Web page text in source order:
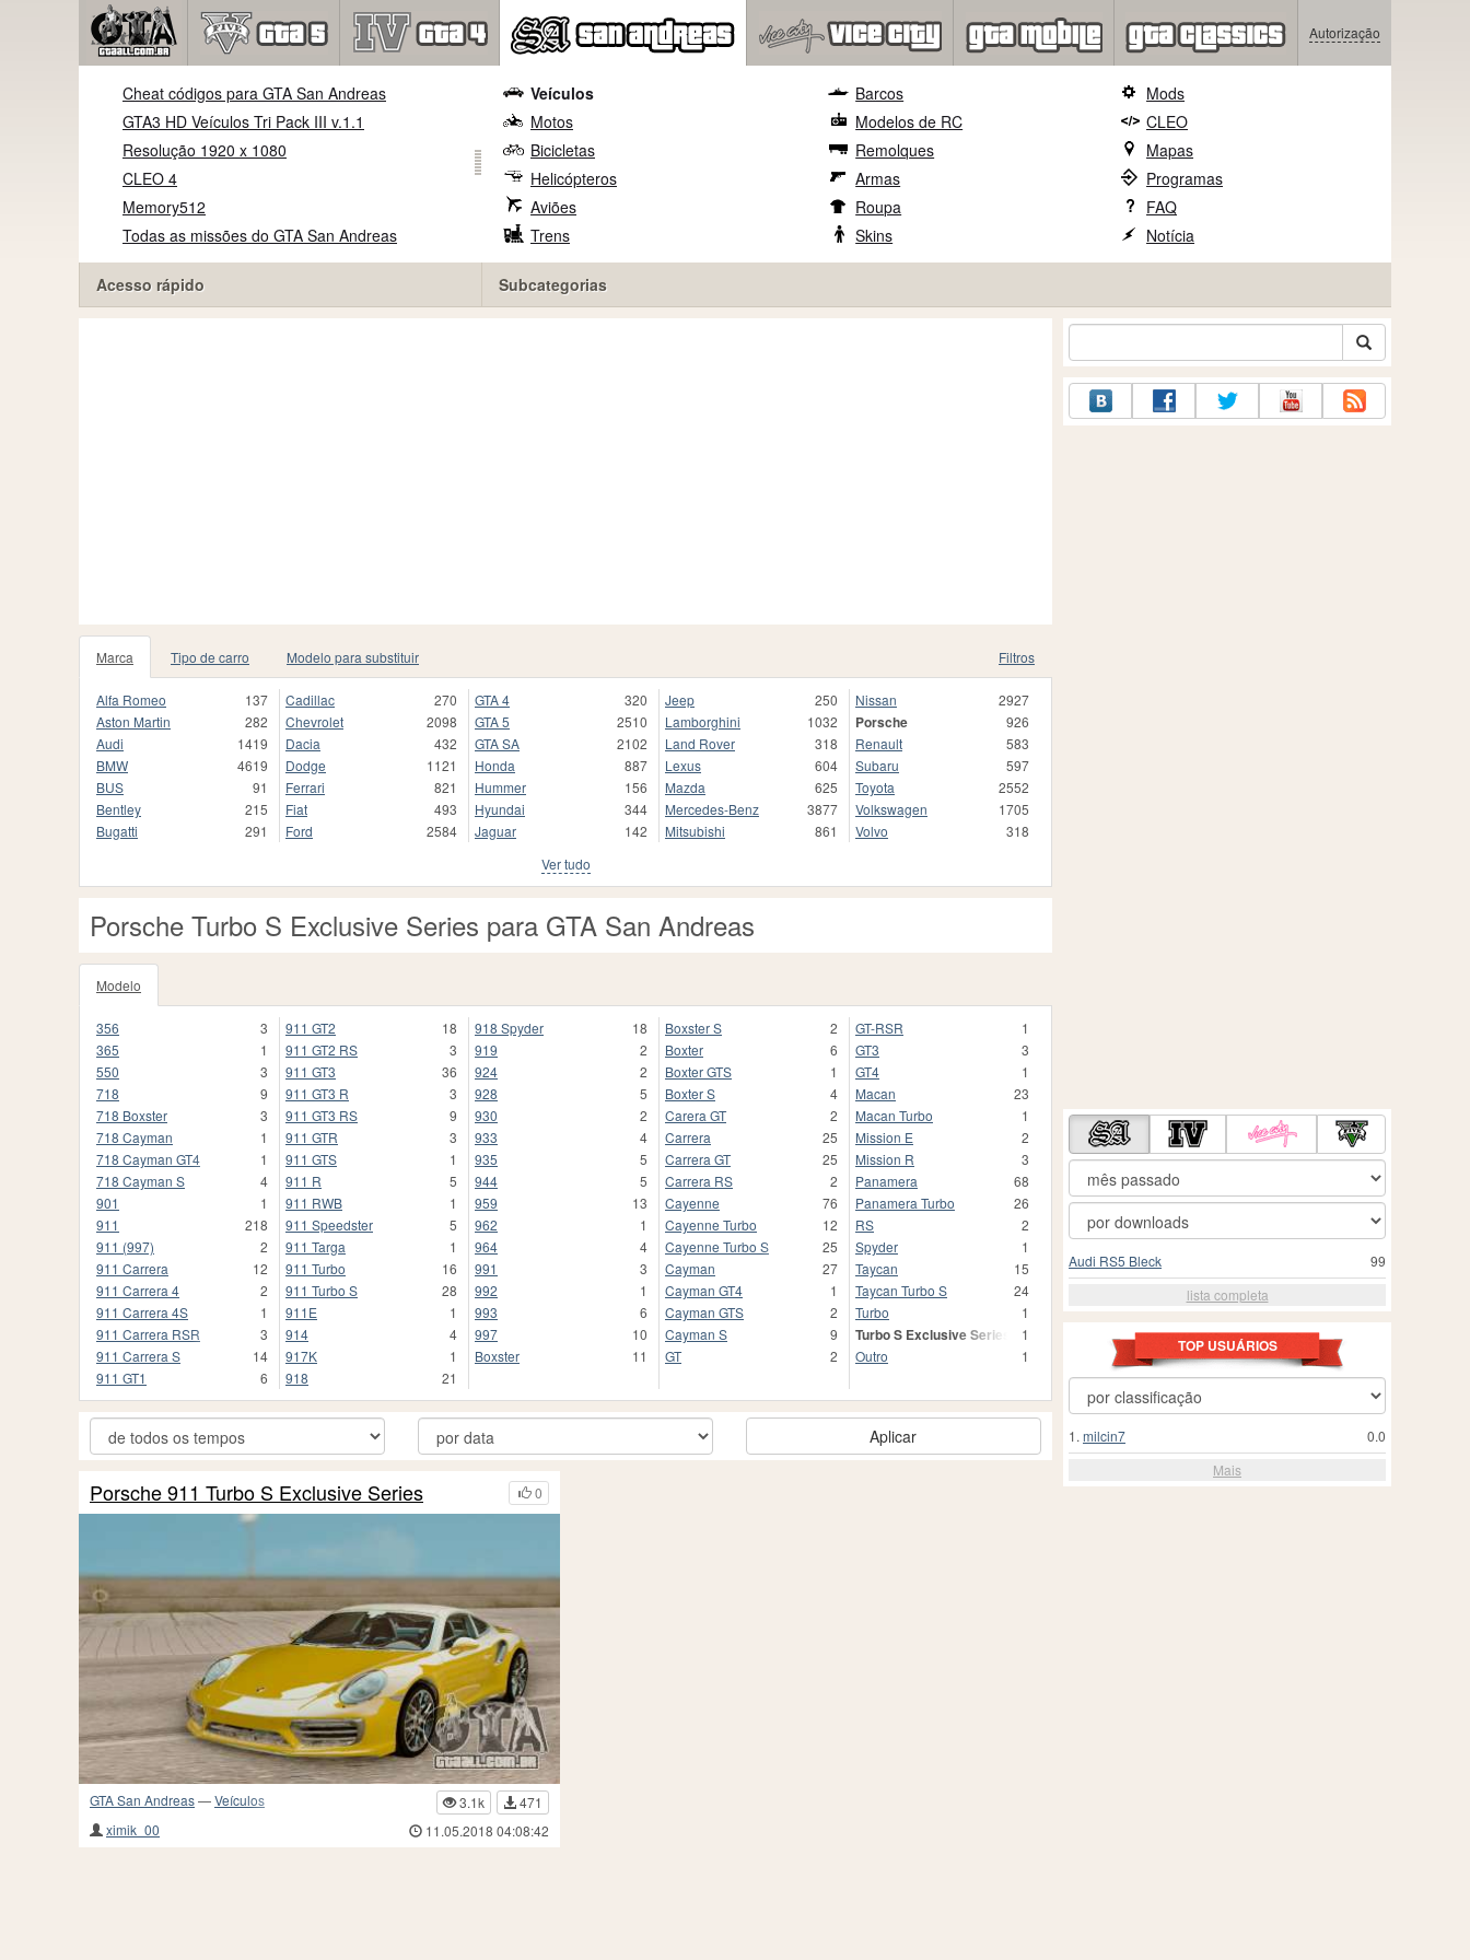
Autorização
Cheat códigos para GTA San Andreas
GTA3 HD Veículos Tri Pack III v.1.1
Resolução 1920 x 1080
CLEO 4
Memory512
Todas as missões do GTA San Andreas
Acesso rápido
Veículos
Motos
Bicicletas
Helicópteros
Aviões
Trens
Barcos
Modelos de RC
Remolques
Armas
Roupa
Skins
Mods
CLEO
Mapas
Programas
FAQ
Notícia
Subcategorias
Marca Tipo de carro Modelo para substituir Filtros
Alfa Romeo
137
Aston Martin
282
Audi
1419
BMW
4619
BUS
91
Bentley
215
Bugatti
291
Cadillac
270
Chevrolet
2098
Dacia
432
Dodge
1121
Ferrari
821
Fiat
493
Ford
2584
GTA 4
320
GTA 5
2510
GTA SA
2102
Honda
887
Hummer
156
Hyundai
344
Jaguar
142
Jeep
250
Lamborghini
1032
Land Rover
318
Lexus
604
Mazda
625
Mercedes-Benz
3877
Mitsubishi
861
Nissan 2927
Porsche
926
Renault
583
Subaru
597
Toyota
2552
Volkswagen
1705
Volvo
318
Ver tudo
Porsche Turbo S Exclusive Series para GTA San Andreas
Modelo
356
3
365
1
550
3
718
9
718 Boxster
3
718 Cayman
1
718 Cayman GT4
1
718 Cayman S
4
901
1
911
218
911 (997)
2
911 Carrera
12
911 Carrera 4
2
911 Carrera 4S
1
911 Carrera RSR
3
911 Carrera S
14
911 GT1
6
911 GT2
18
911 GT2 RS
3
911 GT3
36
911 GT3 R
3
911 GT3 RS
9
911 GTR
3
911 GTS
1
911 R
5
911 RWB
1
911 Speedster
5
911 Targa
1
911 Turbo
16
911 Turbo S
28
911E
1
914
4
917K
1
918
21
918 Spyder
18
919
2
924
2
928
5
930
2
933
4
935
5
944
5
959
13
962
1
964
4
991
3
992
1
993
6
997
10
Boxster
11
Boxster S
2
Boxter
6
Boxter GTS
1
Boxter S
4
Carera GT
2
Carrera
25
Carrera GT
25
Carrera RS
2
Cayenne
76
Cayenne Turbo
12
Cayenne Turbo S
25
Cayman
27
Cayman GT4
1
Cayman GTS
2
Cayman S
9
GT
2
GT-RSR
1
GT3
3
GT4
1
Macan
23
Macan Turbo
1
Mission E
2
Mission R
3
Panamera
68
Panamera Turbo
26
RS
2
Spyder
1
Taycan
15
Taycan Turbo S
24
Turbo
1
Turbo S Exclusive Series
1
Outro
1
Aplicar
0
Porsche 911 Turbo S Exclusive Series
GTA San Andreas—Veículos 3.1k
471
ximik_00
11.05.2018 04:08:42
99
Audi RS5 Bleck
lista completa
TOP USUÁRIOS
0.0
1. milcin7
Mais